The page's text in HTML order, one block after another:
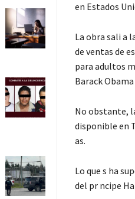
en Estados
La obra sali a
de ventas de
para adultos
Barack Obama
No obstante,
disponible en
as.
Lo que s ha
del pr ncipe